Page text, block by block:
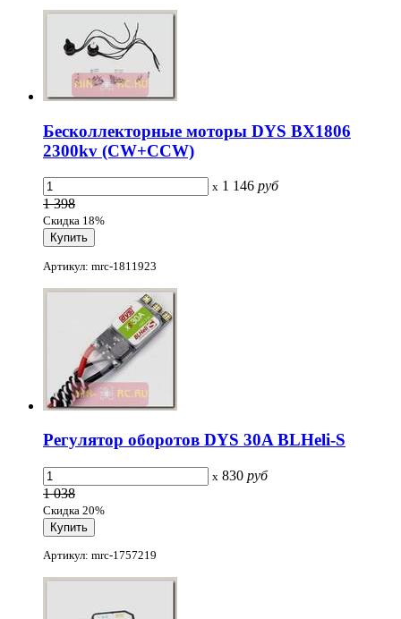
Бесколлекторные моторы DYS BX1806
2300kv (CW+CCW)
x 1 146 руб
1 398
Скидка 18%
Артикул: mrc-1811923
Регулятор оборотов DYS 30A BLHeli-S
x 830 руб
1 038
Скидка 20%
Артикул: mrc-1757219